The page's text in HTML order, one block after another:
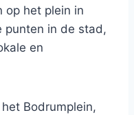
op het plein in
punten in de stad,
en
Bodrumplein,